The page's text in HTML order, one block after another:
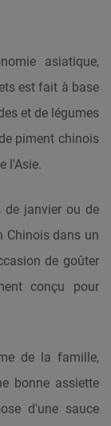
asiatique,
est fait à base
et de légumes
piment chinois
l'Asie.
de janvier ou de
Chinois dans un
de goûter
conçu pour
de la famille,
bonne assiette
d'une sauce